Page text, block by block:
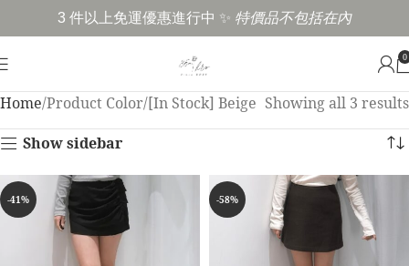
3 件以上免運優惠進行中 ✨ 特價品不包括在內
0
Home Product Color [In Stock] Beige Showing all 3 results
Show sidebar
-41% -58%